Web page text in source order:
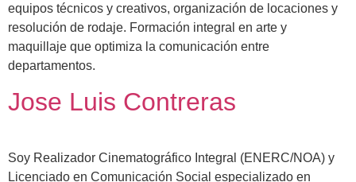
equipos técnicos y creativos, organización de locaciones y
resolución de rodaje. Formación integral en arte y
maquillaje que optimiza la comunicación entre
departamentos.
Jose Luis Contreras
Soy Realizador Cinematográfico Integral (ENERC/NOA) y
Licenciado en Comunicación Social especializado en